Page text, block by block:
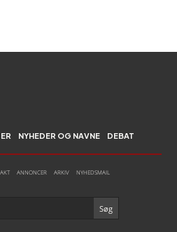
NYHEDER OG NAVNE DEBAT
ANNONCER ARKIV NYHEDSMAIL